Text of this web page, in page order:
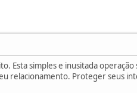
Esta simples e inusitada
relacionamento. Proteger seus